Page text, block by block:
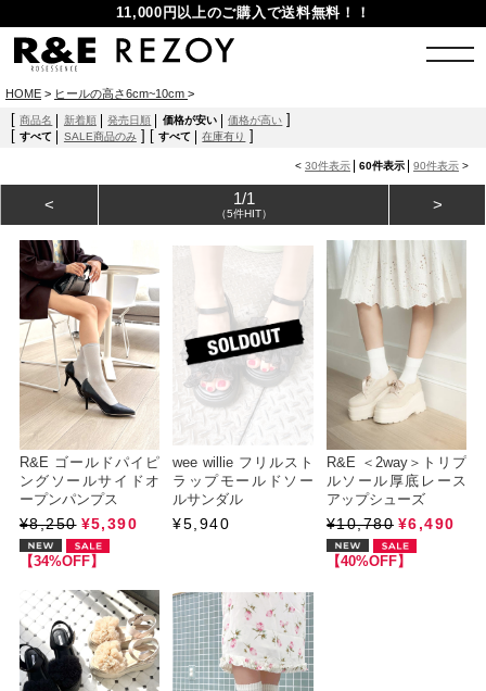
11,000円以上のご購入で送料無料！！
HOME > ヒールの高さ6cm~10cm >
[商品名 新着順 発売日順 価格が安い 価格が高い ]
[すべて SALE商品のみ ] [ すべて 在庫有り ]
< 30件表示 60件表示 90件表示 >
< 1/1
（5件HIT） >
R&E ゴールドパイピ
ングソールサイドオ
ープンパンプス
¥8,250 ¥5,390
【34%OFF】
wee willie フリルスト
ラップモールドソー
ルサンダル
¥5,940
R&E ＜2way＞トリプ
ルソール厚底レース
アップシューズ
¥10,780 ¥6,490
【40%OFF】